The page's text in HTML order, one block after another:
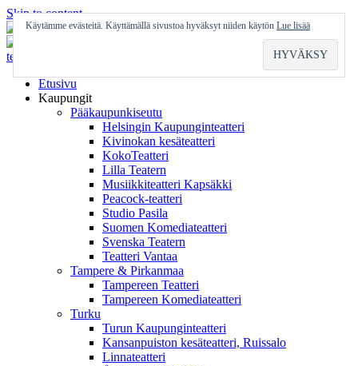
Skip to content
Etusivu
Kaupungit
Pääkaupunkiseutu
Helsingin Kaupunginteatteri
Kivinokan kesäteatteri
KokoTeatteri
Lilla Teatern
Musiikkiteatteri Kapsäkki
Peacock-teatteri
Studio Pasila
Suomen Komediateatteri
Svenska Teatern
Teatteri Vantaa
Tampere & Pirkanmaa
Tampereen Teatteri
Tampereen Komediateatteri
Turku
Turun Kaupunginteatteri
Kansanpuiston kesäteatteri, Ruissalo
Linnateatteri
Käytämme evästeitä. Käyttämällä sivustoa hyväksyt niiden käytön Lue lisää